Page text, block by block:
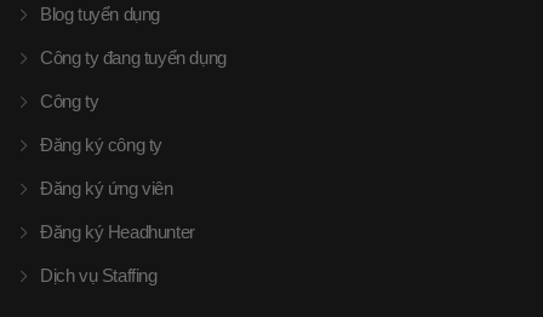
Blog tuyển dụng
Công ty đang tuyển dụng
Công ty
Đăng ký công ty
Đăng ký ứng viên
Đăng ký Headhunter
Dịch vụ Staffing